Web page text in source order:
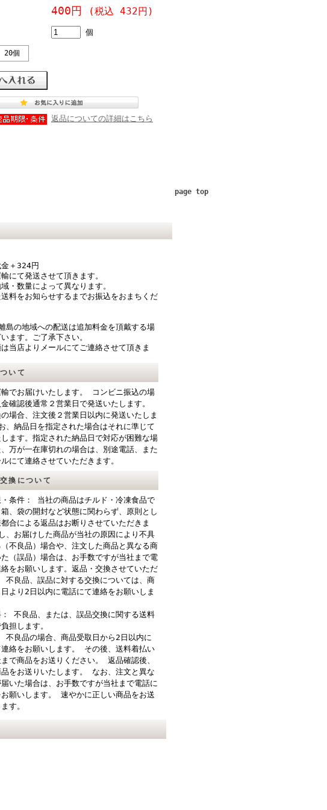
400円 (税込 432円)
個
20個
返品についての詳細はこちら
page top
＋324円
にて発送させて頂きます。
・数量によって異なります。
料をお知らせするまでお振込をおまちくだ
島の地域への配送は追加料金を頂戴する場
ます。ご了承下さい。
当店よりメールにてご連絡させて頂きま
いて
輸でお届けいたします。 コンビニ振込の場
確認後通常２営業日で発送いたします。
場合、注文後２営業日以内に発送いたしま
、納品日を指定された場合はそれに準じて
ます。指定された納品日で対応が困難な場
万が一在庫切れの場合は、別途電話、また
にて連絡させていただきます。
換について
条件： 当社の商品はチルド・冷凍食品で
、袋の開封など状態に関わらず、原則とし
合による返品はお断りさせていただきま
、お届けした商品が当社の原因により不具
不良品）場合や、注文した商品と異なる商
（誤品）場合は、お手数ですが当社まで電
をお願いします。返品・交換させていただ
不良品、誤品に対する交換については、商
より2日以内に電話にて連絡をお願いしま
不良品、または、誤品交換に関する送料
担します。
不良品の場合、商品受取日から2日以内に
連絡をお願いします。 その後、送料着払い
で商品をお送りください。 返品確認後、
をお送りいたします。 なお、注文と異な
いた場合は、お手数ですが当社まで電話に
願いします。 速やかに正しい商品をお送
す。